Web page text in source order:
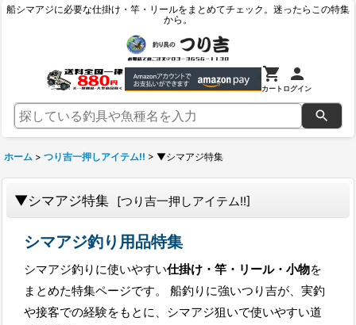
船シマアジに必要な仕掛け・竿・リールをまとめてチェック。迷ったらこの特集
から。
カートログイン
ホーム > つり吉一押しアイテム!! > ▼シマアジ特集
▼シマアジ特集 [つり吉一押しアイテム!!]
シマアジ釣り用品特集
シマアジ釣りに使いやすい仕掛け・竿・リール・小物を
まとめた特集ページです。 船釣りに強いつり吉が、実釣
や接客での経験をもとに、シマアジ狙いで使いやすい道